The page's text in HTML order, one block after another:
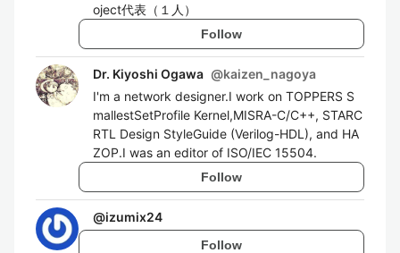
oject代表（１人）
Follow
Dr. Kiyoshi Ogawa @kaizen_nagoya
I'm a network designer.I work on TOPPERS S
mallestSetProfile Kernel,MISRA-C/C++, STARC
RTL Design StyleGuide (Verilog-HDL), and HA
ZOP.I was an editor of ISO/IEC 15504.
Follow
@izumix24
Follow